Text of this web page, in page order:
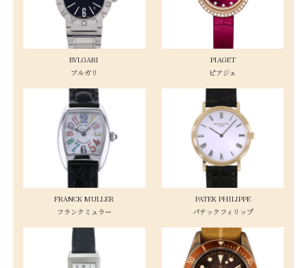
BVLGARI
ブルガリ
PIAGET
ピアジェ
FRANCK MULLER
フランクミュラー
PATEK PHILIPPE
パテックフィリップ